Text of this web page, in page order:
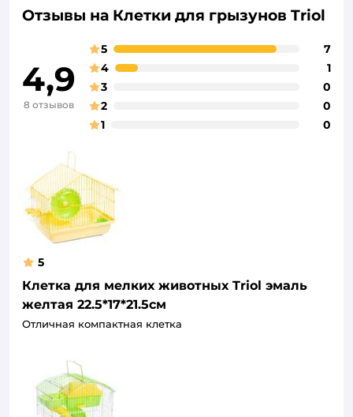
Отзывы на Клетки для грызунов Triol
4,9
8 отзывов
5
7
4
1
3
0
2
0
1
0
5
Клетка для мелких животных Triol эмаль
желтая 22.5*17*21.5см
Отличная компактная клетка